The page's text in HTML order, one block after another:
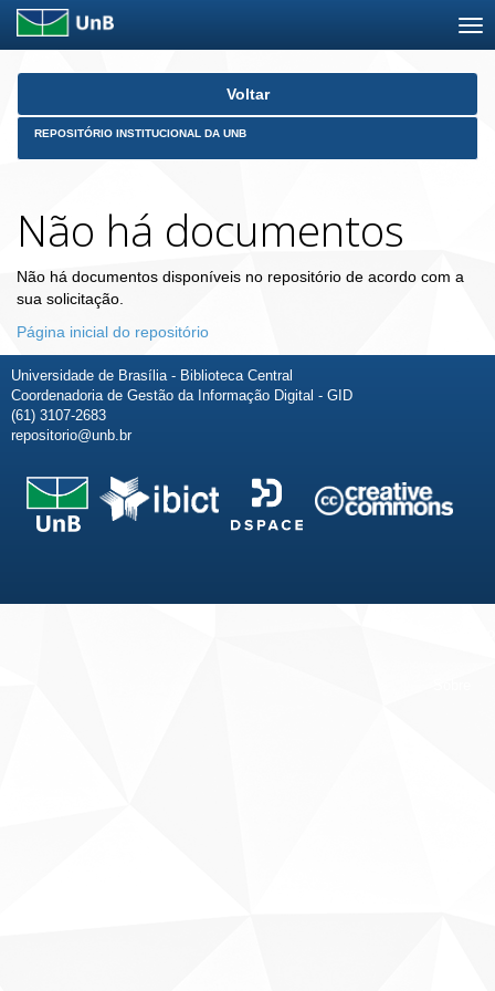
Skip
Voltar
REPOSITÓRIO INSTITUCIONAL DA UNB
Não há documentos
Não há documentos disponíveis no repositório de acordo com a
sua solicitação.
Página inicial do repositório
Universidade de Brasília - Biblioteca Central
Coordenadoria de Gestão da Informação Digital - GID
(61) 3107-2683
repositorio@unb.br